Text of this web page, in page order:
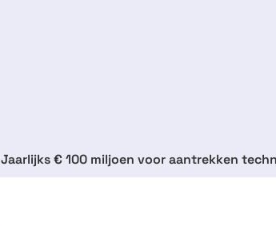
Jaarlijks € 100 miljoen voor aantrekken